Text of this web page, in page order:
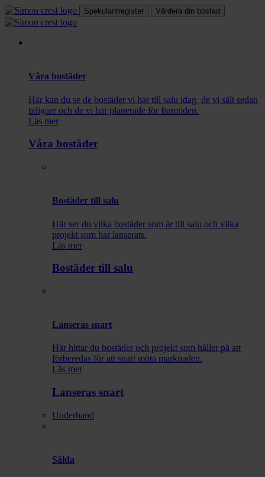
Spekulantregister Värdera din bostad
Våra bostäder
Här kan du se de bostäder vi har till salu idag, de vi sålt sedan
tidigare och de vi har planerade för framtiden.
Läs mer
Våra bostäder
Bostäder till salu
Här ser du vilka bostäder som är till salu och vilka
projekt som har lanserats.
Läs mer
Bostäder till salu
Lanseras snart
Här hittar du bostäder och projekt som håller på att
förberedas för att snart möta marknaden.
Läs mer
Lanseras snart
Underhand
Sålda